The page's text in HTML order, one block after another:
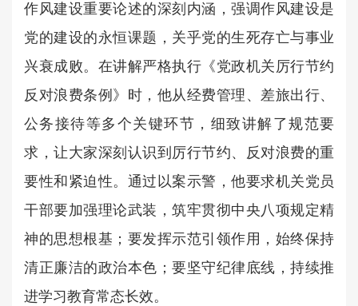
作风建设重要论述的深刻内涵，强调作风建设是
党的建设的永恒课题，关乎党的生死存亡与事业
兴衰成败。在讲解严格执行《党政机关厉行节约
反对浪费条例》时，他从经费管理、差旅出行、
公务接待等多个关键环节，细致讲解了规范要
求，让大家深刻认识到厉行节约、反对浪费的重
要性和紧迫性。通过以案示警，他要求机关党员
干部要加强理论武装，筑牢贯彻中央八项规定精
神的思想根基；要发挥示范引领作用，始终保持
清正廉洁的政治本色；要坚守纪律底线，持续推
进学习教育常态长效。